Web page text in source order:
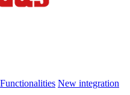
Functionalities New integration